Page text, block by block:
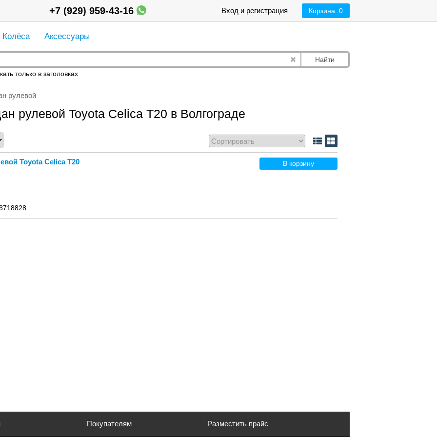
Корзина: 0
Вход и регистрация
+7 (929) 959-43-16
Колёса Аксессуары
Найти
только в заголовках
рулевой
рулевой Toyota Celica T20 в Волгограде
Toyota Celica T20 В корзину
Покупателям Разместить прайс